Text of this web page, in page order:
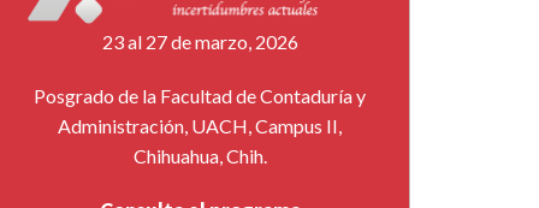
Entidades
afines
23 al 27 de marzo, 2026
Posgrado de la Facultad de Contaduría y
Administración, UACH, Campus II,
Chihuahua, Chih.